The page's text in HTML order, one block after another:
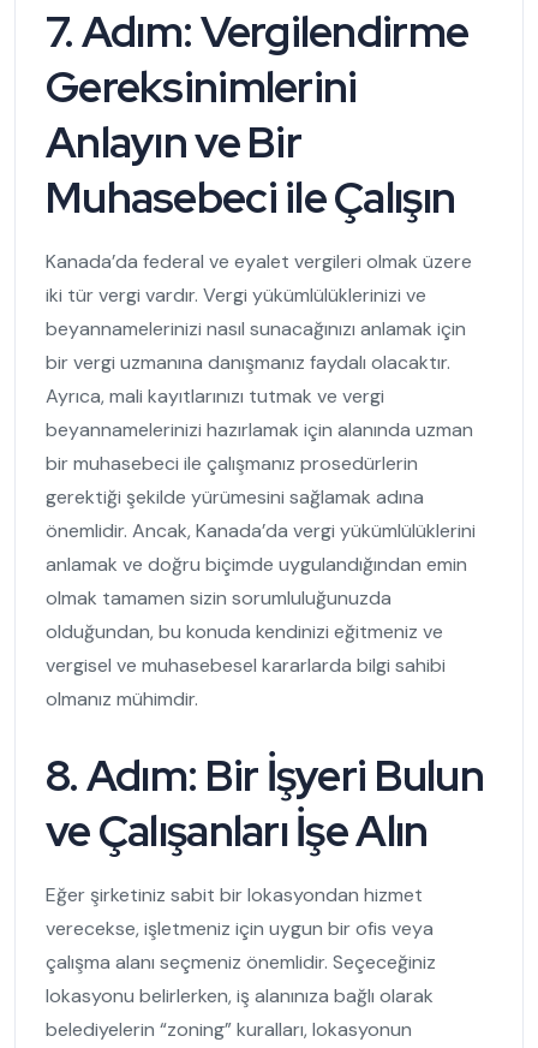
7. Adım: Vergilendirme
Gereksinimlerini
Anlayın ve Bir
Muhasebeci ile Çalışın
Kanada’da federal ve eyalet vergileri olmak üzere
iki tür vergi vardır. Vergi yükümlülüklerinizi ve
beyannamelerinizi nasıl sunacağınızı anlamak için
bir vergi uzmanına danışmanız faydalı olacaktır.
Ayrıca, mali kayıtlarınızı tutmak ve vergi
beyannamelerinizi hazırlamak için alanında uzman
bir muhasebeci ile çalışmanız prosedürlerin
gerektiği şekilde yürümesini sağlamak adına
önemlidir. Ancak, Kanada’da vergi yükümlülüklerini
anlamak ve doğru biçimde uygulandığından emin
olmak tamamen sizin sorumluluğunuzda
olduğundan, bu konuda kendinizi eğitmeniz ve
vergisel ve muhasebesel kararlarda bilgi sahibi
olmanız mühimdir.
8. Adım: Birİşyeri Bulun
ve Çalışanları İşe Alın
Eğer şirketiniz sabit bir lokasyondan hizmet
verecekse, işletmeniz için uygun bir ofis veya
çalışma alanı seçmeniz önemlidir. Seçeceğiniz
lokasyonu belirlerken, iş alanınıza bağlı olarak
belediyelerin “zoning” kuralları, lokasyonun